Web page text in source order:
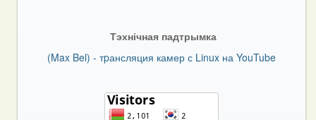
Тэхнічная падтрымка
(Max Bel) - тpансляция камер с Linux на YouTube